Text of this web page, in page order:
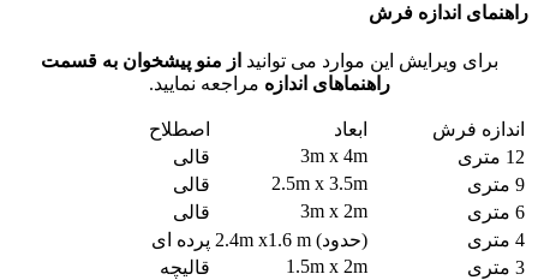
راهنمای اندازه فرش
برای ویرایش این موارد می توانید از منو پیشخوان به قسمت
راهنماهای اندازه مراجعه نمایید.
اندازه فرش ابعاد
اصطلاح
12 متری
3m x 4m
قالی
9 متری
2.5m x 3.5m
قالی
6 متری
3m x 2m
قالی
4 متری
(حدود) 2.4m x1.6 m
پرده ای
3 متری
1.5m x 2m
قالیچه